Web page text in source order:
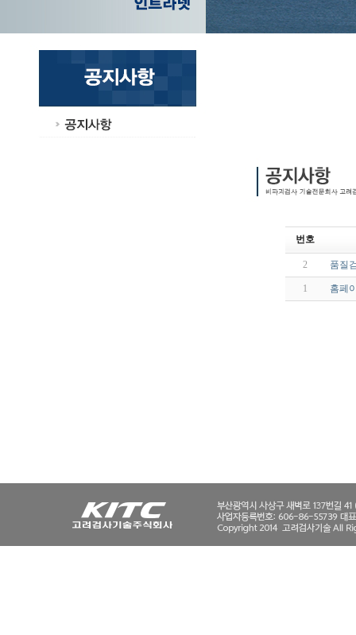
번호
2 품질
1 홈페